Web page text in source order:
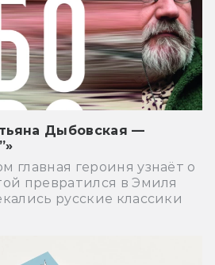
Дыбовская —
главная героиня узнаёт о
превратился в Эмиля
русские классики